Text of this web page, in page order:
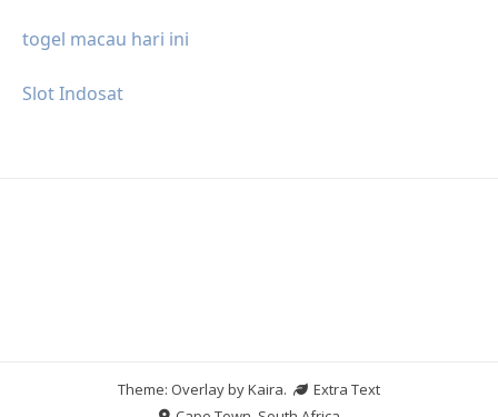
togel macau hari ini
Slot Indosat
Theme: Overlay byKaira.
Extra Text